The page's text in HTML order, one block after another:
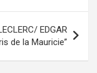
EDGAR
de la Mauricie”